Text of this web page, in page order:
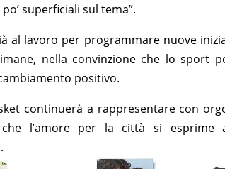
superficiali sul tema”.
al lavoro per programmare nuove
nella convinzione che lo sport
positivo.
continuerà a rappresentare con
che l’amore per la città si esprime